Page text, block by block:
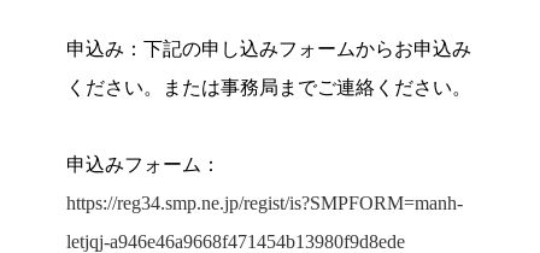
申込み：下記の申し込みフォームからお申込み
ください。または事務局までご連絡ください。
申込みフォーム：
https://reg34.smp.ne.jp/regist/is?SMPFORM=manh-
letjqj-a946e46a9668f471454b13980f9d8ede